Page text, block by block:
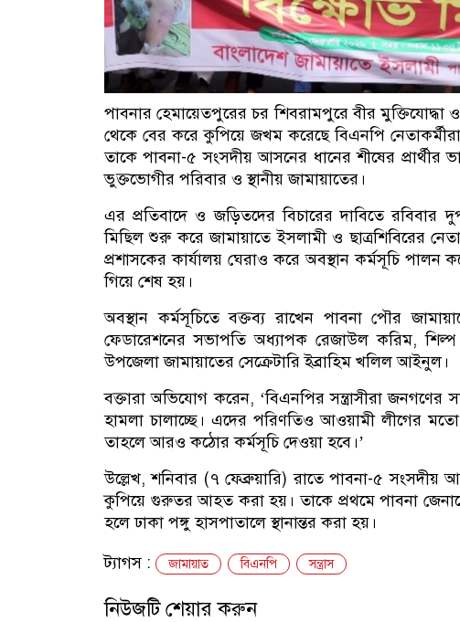
পাবনার হেমায়েতপুরের চর শিবরামপুরে বীর
থেকে বের করে কুপিয়ে জখম করেছে বিএনপি
তাকে পাবনা-৫ সংসদীয় আসনের ধানের শীষের
ভুক্তভোগীর পরিবার ও স্থানীয় জামায়াতের।
এর প্রতিবাদে ও জড়িতদের বিচারের দাবিতে রবিবার
মিছিল শুরু করে জামায়াতে ইসলামী ও ছাত্রশিবিরের
প্রশাসকের কার্যালয় ঘেরাও করে অবস্থান কর্মসূচি পালন
গিয়ে শেষ হয়।
অবস্থান কর্মসূচিতে বক্তব্য রাখেন পাবনা পৌর
ফেডারেশনের সভাপতি অধ্যাপক রেজাউল করিম,
উপজেলা জামায়াতের সেক্রেটারি ইব্রাহিম খলিল আইনুল।
বক্তারা অভিযোগ করেন, ‘বিএনপির সন্ত্রাসীরা জনগণের
হামলা চালাচ্ছে। এদের পরিণতিও আওয়ামী লীগের
তাহলে আরও কঠোর কর্মসূচি দেওয়া হবে।’
উল্লেখ, শনিবার (৭ ফেব্রুয়ারি) রাতে পাবনা-৫
কুপিয়ে গুরুতর আহত করা হয়। তাকে প্রথমে পাবনা
হলে ঢাকা পঙ্গু হাসপাতালে স্থানান্তর করা হয়।
ট্যাগস :
জামায়াত বিএনপি সন্ত্রাস
নিউজটি শেয়ার করুন